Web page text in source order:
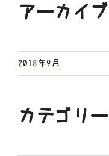
アーカイブ
2018年9月
カテゴリー